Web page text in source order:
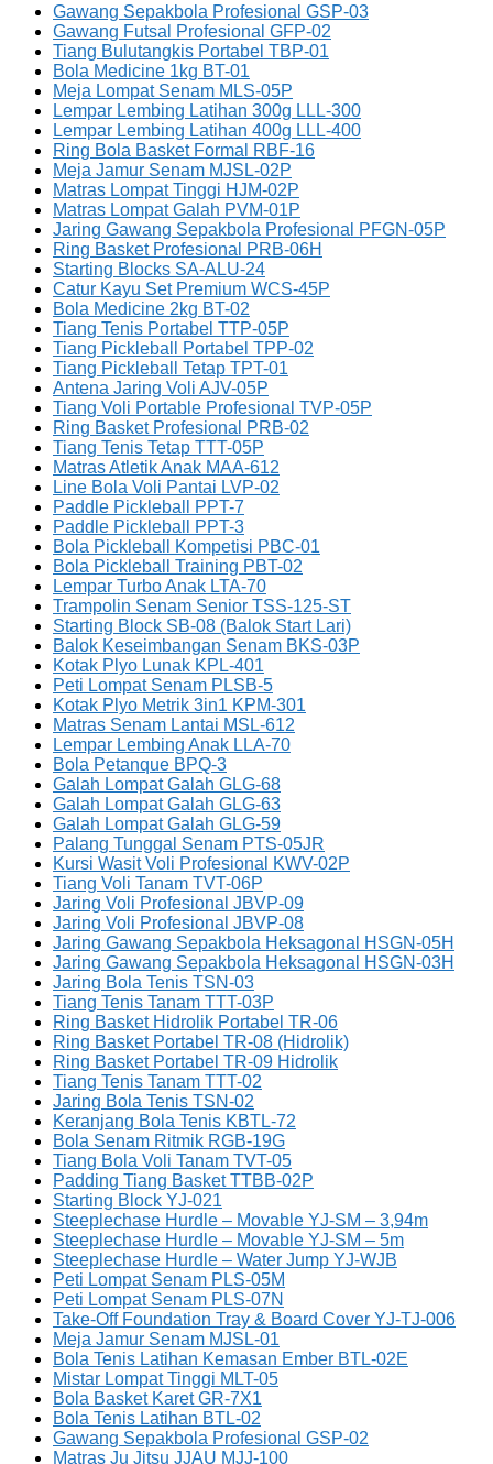
Gawang Sepakbola Profesional GSP-03
Gawang Futsal Profesional GFP-02
Tiang Bulutangkis Portabel TBP-01
Bola Medicine 1kg BT-01
Meja Lompat Senam MLS-05P
Lempar Lembing Latihan 300g LLL-300
Lempar Lembing Latihan 400g LLL-400
Ring Bola Basket Formal RBF-16
Meja Jamur Senam MJSL-02P
Matras Lompat Tinggi HJM-02P
Matras Lompat Galah PVM-01P
Jaring Gawang Sepakbola Profesional PFGN-05P
Ring Basket Profesional PRB-06H
Starting Blocks SA-ALU-24
Catur Kayu Set Premium WCS-45P
Bola Medicine 2kg BT-02
Tiang Tenis Portabel TTP-05P
Tiang Pickleball Portabel TPP-02
Tiang Pickleball Tetap TPT-01
Antena Jaring Voli AJV-05P
Tiang Voli Portable Profesional TVP-05P
Ring Basket Profesional PRB-02
Tiang Tenis Tetap TTT-05P
Matras Atletik Anak MAA-612
Line Bola Voli Pantai LVP-02
Paddle Pickleball PPT-7
Paddle Pickleball PPT-3
Bola Pickleball Kompetisi PBC-01
Bola Pickleball Training PBT-02
Lempar Turbo Anak LTA-70
Trampolin Senam Senior TSS-125-ST
Starting Block SB-08 (Balok Start Lari)
Balok Keseimbangan Senam BKS-03P
Kotak Plyo Lunak KPL-401
Peti Lompat Senam PLSB-5
Kotak Plyo Metrik 3in1 KPM-301
Matras Senam Lantai MSL-612
Lempar Lembing Anak LLA-70
Bola Petanque BPQ-3
Galah Lompat Galah GLG-68
Galah Lompat Galah GLG-63
Galah Lompat Galah GLG-59
Palang Tunggal Senam PTS-05JR
Kursi Wasit Voli Profesional KWV-02P
Tiang Voli Tanam TVT-06P
Jaring Voli Profesional JBVP-09
Jaring Voli Profesional JBVP-08
Jaring Gawang Sepakbola Heksagonal HSGN-05H
Jaring Gawang Sepakbola Heksagonal HSGN-03H
Jaring Bola Tenis TSN-03
Tiang Tenis Tanam TTT-03P
Ring Basket Hidrolik Portabel TR-06
Ring Basket Portabel TR-08 (Hidrolik)
Ring Basket Portabel TR-09 Hidrolik
Tiang Tenis Tanam TTT-02
Jaring Bola Tenis TSN-02
Keranjang Bola Tenis KBTL-72
Bola Senam Ritmik RGB-19G
Tiang Bola Voli Tanam TVT-05
Padding Tiang Basket TTBB-02P
Starting Block YJ-021
Steeplechase Hurdle – Movable YJ-SM – 3,94m
Steeplechase Hurdle – Movable YJ-SM – 5m
Steeplechase Hurdle – Water Jump YJ-WJB
Peti Lompat Senam PLS-05M
Peti Lompat Senam PLS-07N
Take-Off Foundation Tray & Board Cover YJ-TJ-006
Meja Jamur Senam MJSL-01
Bola Tenis Latihan Kemasan Ember BTL-02E
Mistar Lompat Tinggi MLT-05
Bola Basket Karet GR-7X1
Bola Tenis Latihan BTL-02
Gawang Sepakbola Profesional GSP-02
Matras Ju Jitsu JJAU MJJ-100